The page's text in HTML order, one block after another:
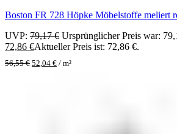
Boston FR 728 Höpke Möbelstoffe meliert
UVP: 79,17€ Ursprünglicher Preis war:
72,86 €Aktueller Preis ist: 72,86 €.
56,55€ 52,04 € / m²